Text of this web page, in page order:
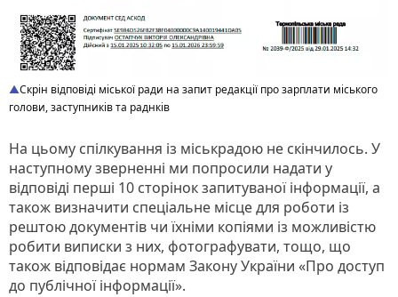
Скрін відповіді міської ради на запит редакції про зарплати міського
голови, заступників та раднків
На цьому спілкування із міськрадою не скінчилось. У
наступному зверненні ми попросили надати у
відповіді перші 10 сторінок запитуваної інформації, а
також визначити спеціальне місце для роботи із
рештою документів чи їхніми копіями із можливістю
робити виписки з них, фотографувати, тощо, що
також відповідає нормам Закону України «Про доступ
до публічної інформації».